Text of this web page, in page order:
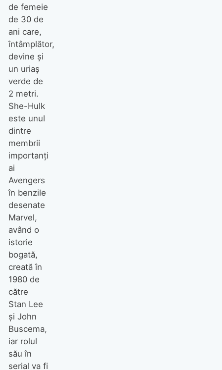
de femeie
de 30 de
ani care,
întâmplător,
devine și
un uriaș
verde de
2 metri.
She-Hulk
este unul
dintre
membrii
importanți
ai
Avengers
în benzile
desenate
Marvel,
având o
istorie
bogată,
creată în
1980 de
către
Stan Lee
și John
Buscema,
iar rolul
său în
serial va fi